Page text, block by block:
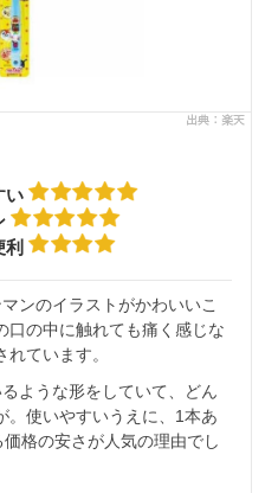
い
利
ンのイラストがかわいいこ
口の中に触れても痛く感じな
ています。
ような形をしていて、どん
。使いやすいうえに、1本あ
格の安さが人気の理由でし